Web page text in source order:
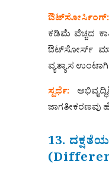
ಔಟ್‌ಸೋರ್ಸಿಂಗ್:
ಕಡಿಮೆ ವೆಚ್ಚದ
ಔಟ್‌ಸೋರ್ಸ್
ವ್ಯತ್ಯಾಸ
ಸ್ಪರ್ಧೆ:
ಜಾಗತೀಕರಣವು
13.